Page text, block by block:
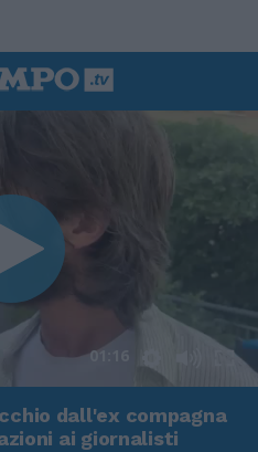
01:16
dall'ex compagna
ai giornalisti